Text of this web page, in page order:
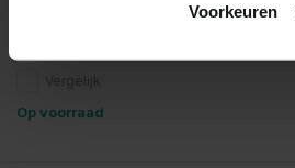
Voorkeuren
Vergelijk
Op voorraad